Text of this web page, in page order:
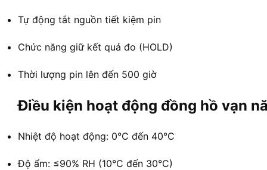
Tự động tắt nguồn tiết kiệm pin
Chức năng giữ kết quả đo (HOLD)
Thời lượng pin lên đến 500 giờ
Điều kiện hoạt động đồng hồ vạn
Nhiệt độ hoạt động: 0°C đến 40°C
Độ ẩm: ≤90% RH (10°C đến 30°C)